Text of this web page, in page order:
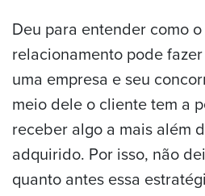
Deu para entender como
relacionamento pode
uma empresa e seu
meio dele o cliente tem a
receber algo a mais além
adquirido. Por isso, não
quanto antes essa